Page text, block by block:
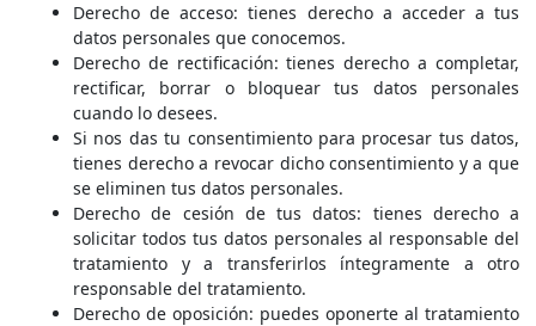
Derecho de acceso: tienes derecho a acceder a tus
datos personales que conocemos.
Derecho de rectificación: tienes derecho a completar,
rectificar, borrar o bloquear tus datos personales
cuando lo desees.
Si nos das tu consentimiento para procesar tus datos,
tienes derecho a revocar dicho consentimiento y a que
se eliminen tus datos personales.
Derecho de cesión de tus datos: tienes derecho a
solicitar todos tus datos personales al responsable del
tratamiento y a transferirlos íntegramente a otro
responsable del tratamiento.
Derecho de oposición: puedes oponerte al tratamiento